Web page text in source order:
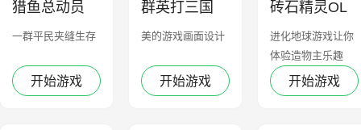
猎鱼总动员
一群平民夹缝生存
开始游戏
群英打三国
美的游戏画面设计
开始游戏
砖石精灵OL
进化地球游戏让你
体验造物主乐趣
开始游戏